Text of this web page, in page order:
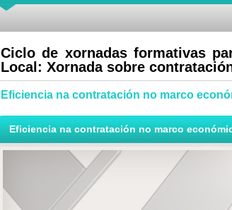
Ciclo de xornadas formativas
Local: Xornada sobre
Eficiencia na contratación no marco
Eficiencia na contratación no marco